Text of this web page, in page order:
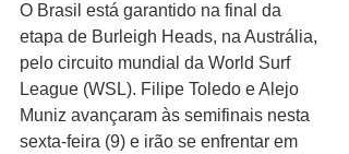
O Brasil está garantido na final da
etapa de Burleigh Heads, na Austrália,
pelo circuito mundial da World Surf
League (WSL). Filipe Toledo e Alejo
Muniz avançaram às semifinais nesta
sexta-feira (9) e irão se enfrentar em